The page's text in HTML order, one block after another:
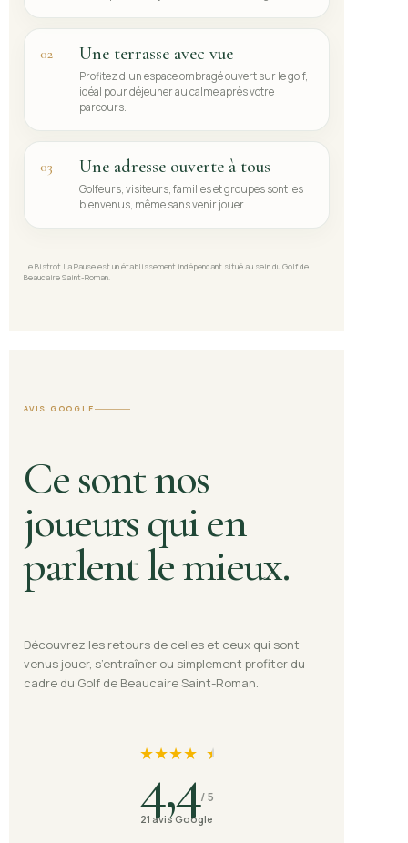
02 Une terrasse avec vue
Profitez d’un espace ombragé ouvert sur le golf,
idéal pour déjeuner au calme après votre
parcours.
03 Une adresse ouverte à tous
Golfeurs, visiteurs, familles et groupes sont les
bienvenus, même sans venir jouer.
Le Bistrot La Pause est un établissement indépendant situé au sein du Golf de
Beaucaire Saint-Roman.
AVIS GOOGLE
Ce sont nos
joueurs qui en
parlent le mieux.
Découvrez les retours de celles et ceux qui sont
venus jouer, s’entraîner ou simplement profiter du
cadre du Golf de Beaucaire Saint-Roman.
★★★★ ★
★
4,4/ 5
21 avis Google